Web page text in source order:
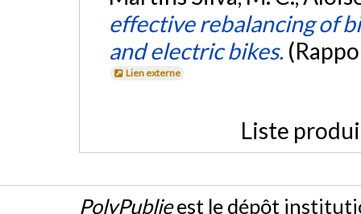
effective rebalancing of
and electric bikes.
Lien externe
Liste
PolyPublieest le dépôt